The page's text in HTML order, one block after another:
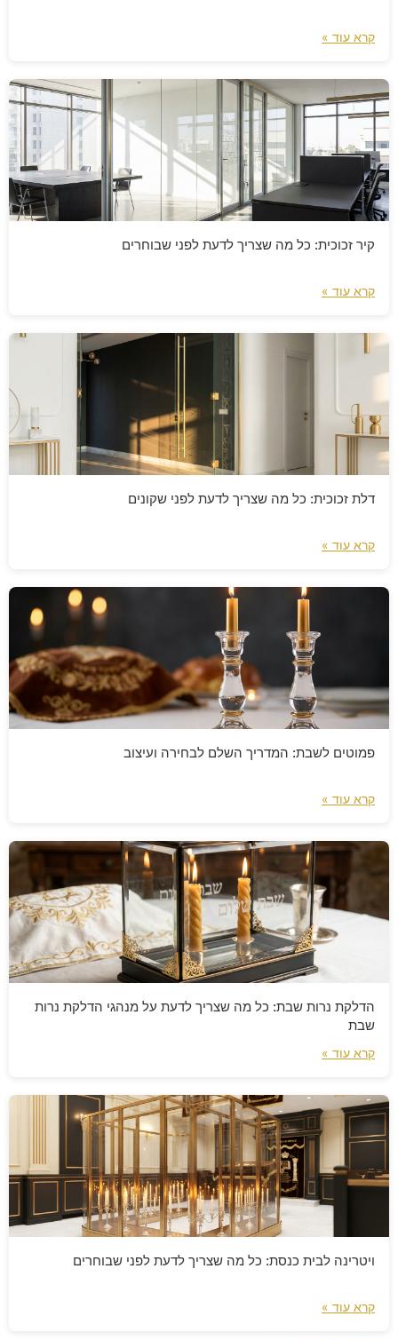
קרא עוד »
קיר זכוכית: כל מה שצריך לדעת לפני שבוחרים
קרא עוד »
דלת זכוכית: כל מה שצריך לדעת לפני שקונים
קרא עוד »
פמוטים לשבת: המדריך השלם לבחירה ועיצוב
קרא עוד »
הדלקת נרות שבת: כל מה שצריך לדעת על מנהגי הדלקת נרות
שבת
קרא עוד »
ויטרינה לבית כנסת: כל מה שצריך לדעת לפני שבוחרים
קרא עוד »